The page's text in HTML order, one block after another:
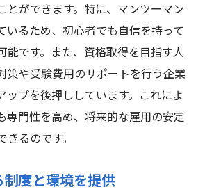
とができます。特に、マンツーマン
いるため、初心者でも自信を持って
能です。また、資格取得を目指す人
策や受験費用のサポートを行う企業
ップを後押ししています。これによ
専門性を高め、将来的な雇用の安定
るのです。
度と環境を提供